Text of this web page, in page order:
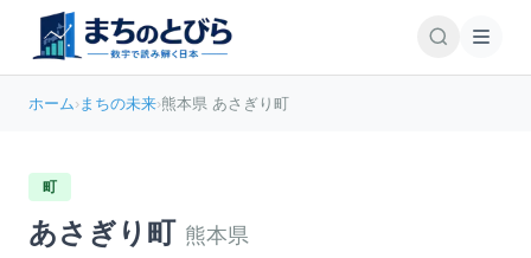
ホーム›まちの未来›熊本県 あさぎり町
町
あさぎり町 熊本県